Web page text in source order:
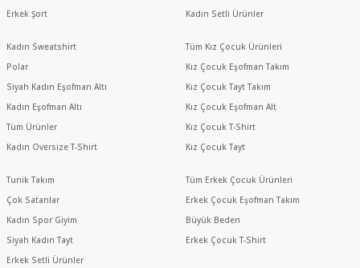
Erkek Şort
Kadın Sweatshirt
Polar
Siyah Kadın Eşofman Altı
Kadın Eşofman Altı
Tüm Ürünler
Kadın Oversize T-Shirt
Tunik Takım
Çok Satanlar
Kadın Spor Giyim
Siyah Kadın Tayt
Erkek Setli Ürünler
Kadın Setli Ürünler
Tüm Kız Çocuk Ürünleri
Kız Çocuk Eşofman Takım
Kız Çocuk Tayt Takım
Kız Çocuk Eşofman Alt
Kız Çocuk T-Shirt
Kız Çocuk Tayt
Tüm Erkek Çocuk Ürünleri
Erkek Çocuk Eşofman Takım
Büyük Beden
Erkek Çocuk T-Shirt